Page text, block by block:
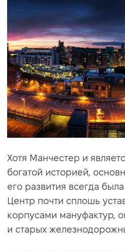
Хотя Манчестер и
богатой историей,
его развития всегда
Центр почти сплошь
корпусами мануфактур,
и старых